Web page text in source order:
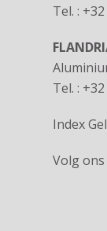
Tel. :
Tel. :
Index
Volg